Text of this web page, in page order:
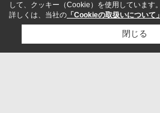
して、クッキー（Cookie）を使用しています。
詳しくは、当社の 「Cookieの取扱いについて」
閉じる